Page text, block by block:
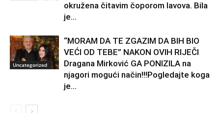
okružena čitavim čoporom lavova. Bila
je...
Uncategorized
“MORAM DA TE ZGAZIM DA BIH BIO
VEĆI OD TEBE” NAKON OVIH RIJEČI
Dragana Mirković GA PONIZILA na
njagori mogući način!!!Pogledajte koga
je...